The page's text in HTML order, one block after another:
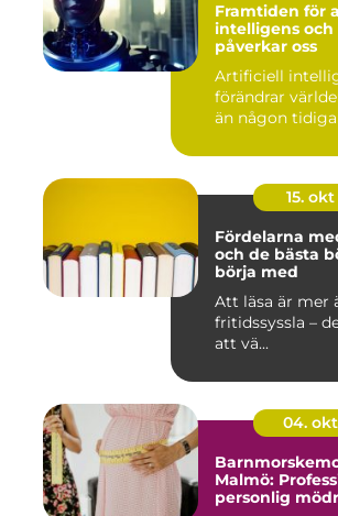
Framtiden för
intelligens och
påverkar oss
Artificiell
förändrar
än någon
15. okt
Fördelarna
och de bästa
börja med
Att läsa är mer
fritidssyssla –
att vä...
04. okt
Malmö:
personlig